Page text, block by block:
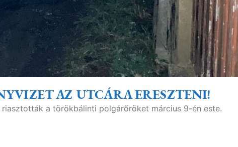
AZ UTCÁRA ERESZTENI!
riasztották a törökbálinti polgárőröket március 9-én este.